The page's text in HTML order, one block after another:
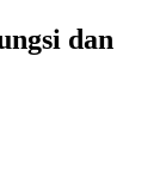
dan